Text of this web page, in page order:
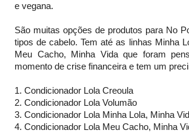
e vegana.
São muitas opções de produtos para No
tipos de cabelo. Tem até as linhas Minha
Meu Cacho, Minha Vida que foram
momento de crise financeira e tem um
1. Condicionador Lola Creoula
2. Condicionador Lola Volumão
3. Condicionador Lola Minha Lola, Minha
4. Condicionador Lola Meu Cacho, Minha